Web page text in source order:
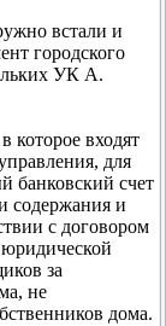
встали и
городского
УК А.
которое входят
для
банковский счет
содержания и
с договором
за
не
дома.